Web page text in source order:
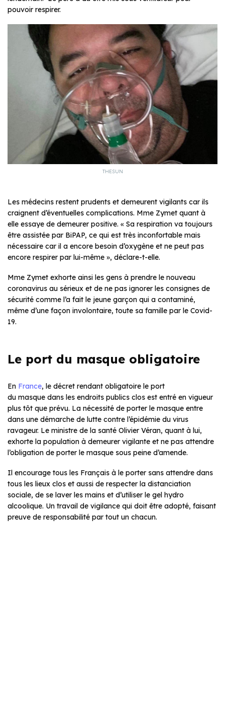
pouvoir respirer.
THESUN
Les médecins restent prudents et demeurent vigilants car ils
craignent d’éventuelles complications. Mme Zymet quant à
elle essaye de demeurer positive. « Sa respiration va toujours
être assistée par BiPAP, ce qui est très inconfortable mais
nécessaire car il a encore besoin d’oxygène et ne peut pas
encore respirer par lui-même », déclare-t-elle.
Mme Zymet exhorte ainsi les gens à prendre le nouveau
coronavirus au sérieux et de ne pas ignorer les consignes de
sécurité comme l’a fait le jeune garçon qui a contaminé,
même d’une façon involontaire, toute sa famille par le Covid-
19.
Le port du masque obligatoire
En France, le décret rendant obligatoire le port
du masque dans les endroits publics clos est entré en vigueur
plus tôt que prévu. La nécessité de porter le masque entre
dans une démarche de lutte contre l’épidémie du virus
ravageur. Le ministre de la santé Olivier Véran, quant à lui,
exhorte la population à demeurer vigilante et ne pas attendre
l’obligation de porter le masque sous peine d’amende.
Il encourage tous les Français à le porter sans attendre dans
tous les lieux clos et aussi de respecter la distanciation
sociale, de se laver les mains et d’utiliser le gel hydro
alcoolique. Un travail de vigilance qui doit être adopté, faisant
preuve de responsabilité par tout un chacun.